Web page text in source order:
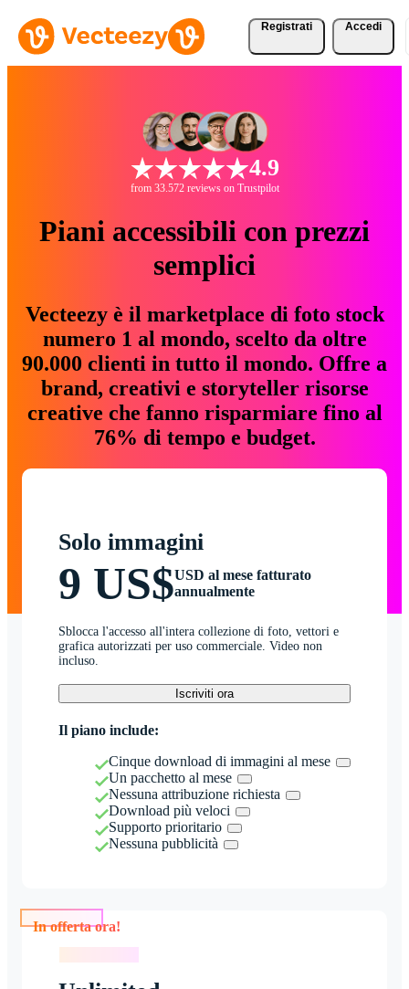
Registrati Accedi
4.9
from 33.572 reviews on Trustpilot
Piani accessibili con prezzi
semplici
Vecteezy è il marketplace di foto stock
numero 1 al mondo, scelto da oltre
90.000 clienti in tutto il mondo. Offre a
brand, creativi e storyteller risorse
creative che fanno risparmiare fino al
76% di tempo e budget.
Solo immagini
9 US$USD al mese fatturato
annualmente
Sblocca l'accesso all'intera collezione di foto, vettori e
grafica autorizzati per uso commerciale. Video non
incluso.
Iscriviti ora
Il piano include:
Cinque download di immagini al mese
Un pacchetto al mese
Nessuna attribuzione richiesta
Download più veloci
Supporto prioritario
Nessuna pubblicità